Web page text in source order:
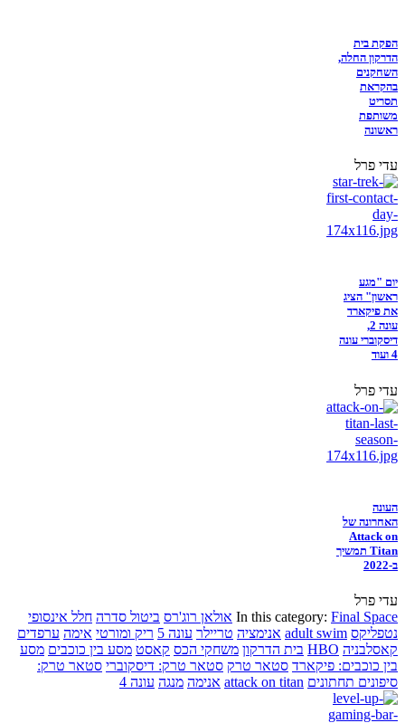
הפקת בית
הדרקון החלה,
השחקנים
בהקראת
תסריט
משותפת
ראשונה
עדי פרל
יום "מגע
ראשון" הציג
את פיקארד
עונה 2,
דיסקוברי עונה
4 ועוד
עדי פרל
העונה
האחרונה של
Attack on
Titan תמשיך
ב-2022
עדי פרל
In this category: Final Space אולאן רוג'רס ביטול סדרה חלל אינסופי
נטפליקס adult swim אנימציה טריילר עונה 5 ריק ומורטי אימה ערפדים
קאסלבניה HBO בית הדרקון משחקי הכס קאסט מסע בין כוכבים מסע
בין כוכבים: פיקארד סטאר טרק סטאר טרק: דיסקוברי סטאר טרק:
סיפונים תחתונים attack on titan אנימה מנגה עונה 4